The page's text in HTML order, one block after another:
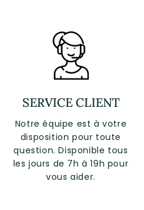
SERVICE CLIENT
Notre équipe est à votre
disposition pour toute
question. Disponible tous
les jours de 7h à 19h pour
vous aider.